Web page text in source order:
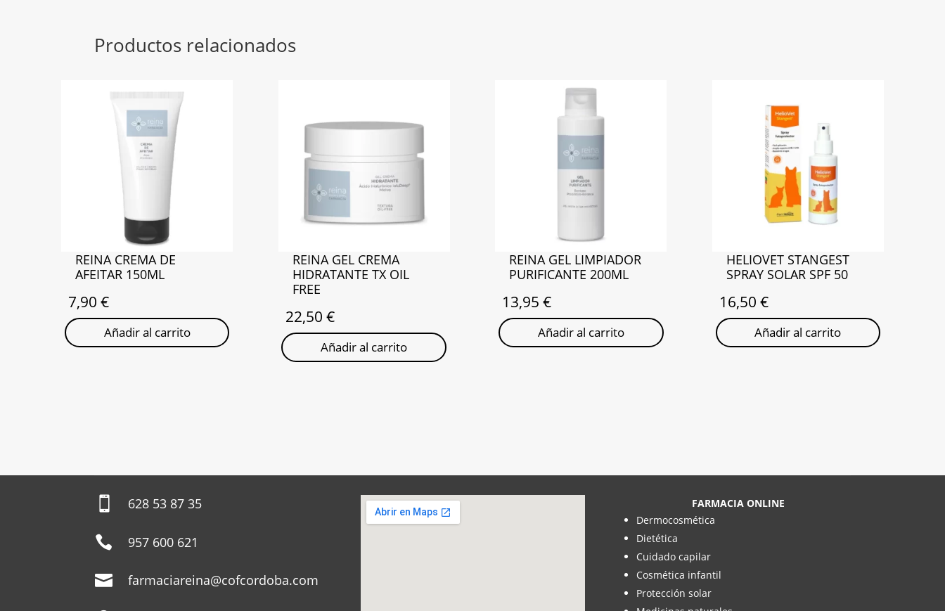
Productos relacionados
REINA CREMA DE
AFEITAR 150ML
7,90 €
Añadir al carrito
REINA GEL CREMA
HIDRATANTE TX OIL
FREE
22,50 €
Añadir al carrito
REINA GEL LIMPIADOR
PURIFICANTE 200ML
13,95€
Añadir al carrito
HELIOVET STANGEST
SPRAY SOLAR SPF 50
16,50 €
Añadir al carrito
628 53 87 35
 957 600 621
 farmaciareina@cofcordoba.com
FARMACIA ONLINE
Dermocosmética
Dietética
Cuidado capilar
Cosmética infantil
Protección solar